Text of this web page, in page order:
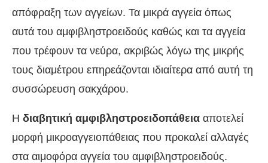
απόφραξη των αγγείων. Τα μικρά αγγεία όπως
αυτά του αμφιβληστροειδούς καθώς και τα αγγεία
που τρέφουν τα νεύρα, ακριβώς λόγω της μικρής
τους διαμέτρου επηρεάζονται ιδιαίτερα από αυτή τη
συσσώρευση σακχάρου.
Η διαβητική αμφιβληστροειδοπάθεια αποτελεί
μορφή μικροαγγειοπάθειας που προκαλεί αλλαγές
στα αιμοφόρα αγγεία του αμφιβληστροειδούς.